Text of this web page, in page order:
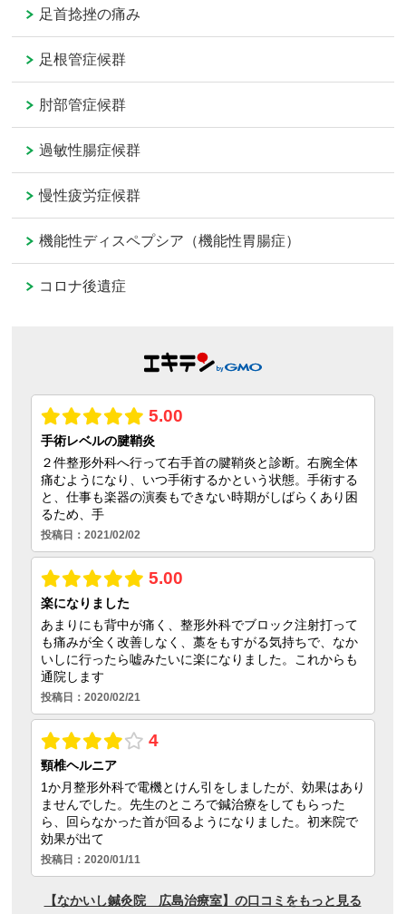
足首捻挫の痛み
足根管症候群
肘部管症候群
過敏性腸症候群
慢性疲労症候群
機能性ディスペプシア（機能性胃腸症）
コロナ後遺症